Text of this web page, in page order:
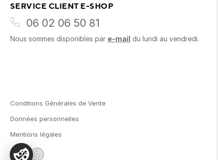
SERVICE CLIENT E-SHOP
06 02 06 50 81
Nous sommes disponibles par e-mail du lundi au vendredi.
Conditions Générales de Vente
Données personnelles
Mentions légales